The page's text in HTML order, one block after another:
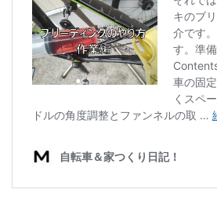
ブルべレポート2023
ブルベレポート2022
ブルベレポート2020
ブルベレポート2019